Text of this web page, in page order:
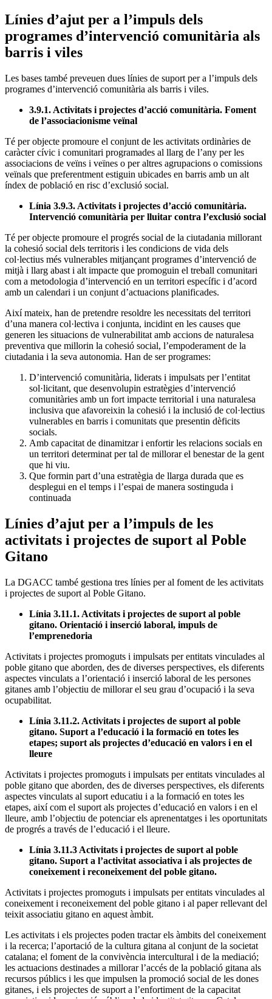
Línies d’ajut per a l’impuls dels
programes d’intervenció comunitària als
barris i viles
Les bases també preveuen dues línies de suport per a l’impuls dels
programes d’intervenció comunitària als barris i viles.
3.9.1. Activitats i projectes d’acció comunitària. Foment
de l’associacionisme veïnal
Té per objecte promoure el conjunt de les activitats ordinàries de
caràcter cívic i comunitari programades al llarg de l’any per les
associacions de veïns i veïnes o per altres agrupacions o comissions
veïnals que preferentment estiguin ubicades en barris amb un alt
índex de població en risc d’exclusió social.
Línia 3.9.3. Activitats i projectes d’acció comunitària.
Intervenció comunitària per lluitar contra l’exclusió social
Té per objecte promoure el progrés social de la ciutadania millorant
la cohesió social dels territoris i les condicions de vida dels
col·lectius més vulnerables mitjançant programes d’intervenció de
mitjà i llarg abast i alt impacte que promoguin el treball comunitari
com a metodologia d’intervenció en un territori específic i d’acord
amb un calendari i un conjunt d’actuacions planificades.
Així mateix, han de pretendre resoldre les necessitats del territori
d’una manera col·lectiva i conjunta, incidint en les causes que
generen les situacions de vulnerabilitat amb accions de naturalesa
preventiva que millorin la cohesió social, l’empoderament de la
ciutadania i la seva autonomia. Han de ser programes:
D’intervenció comunitària, liderats i impulsats per l’entitat
sol·licitant, que desenvolupin estratègies d’intervenció
comunitàries amb un fort impacte territorial i una naturalesa
inclusiva que afavoreixin la cohesió i la inclusió de col·lectius
vulnerables en barris i comunitats que presentin dèficits
socials.
Amb capacitat de dinamitzar i enfortir les relacions socials en
un territori determinat per tal de millorar el benestar de la gent
que hi viu.
Que formin part d’una estratègia de llarga durada que es
desplegui en el temps i l’espai de manera sostinguda i
continuada
Línies d’ajut per a l’impuls de les
activitats i projectes de suport al Poble
Gitano
La DGACC també gestiona tres línies per al foment de les activitats
i projectes de suport al Poble Gitano.
Línia 3.11.1. Activitats i projectes de suport al poble
gitano. Orientació i inserció laboral, impuls de
l’emprenedoria
Activitats i projectes promoguts i impulsats per entitats vinculades al
poble gitano que aborden, des de diverses perspectives, els diferents
aspectes vinculats a l’orientació i inserció laboral de les persones
gitanes amb l’objectiu de millorar el seu grau d’ocupació i la seva
ocupabilitat.
Línia 3.11.2. Activitats i projectes de suport al poble
gitano. Suport a l’educació i la formació en totes les
etapes; suport als projectes d’educació en valors i en el
lleure
Activitats i projectes promoguts i impulsats per entitats vinculades al
poble gitano que aborden, des de diverses perspectives, els diferents
aspectes vinculats al suport educatiu i a la formació en totes les
etapes, així com el suport als projectes d’educació en valors i en el
lleure, amb l’objectiu de potenciar els aprenentatges i les oportunitats
de progrés a través de l’educació i el lleure.
Línia 3.11.3 Activitats i projectes de suport al poble
gitano. Suport a l’activitat associativa i als projectes de
coneixement i reconeixement del poble gitano.
Activitats i projectes promoguts i impulsats per entitats vinculades al
coneixement i reconeixement del poble gitano i al paper rellevant del
teixit associatiu gitano en aquest àmbit.
Les activitats i els projectes poden tractar els àmbits del coneixement
i la recerca; l’aportació de la cultura gitana al conjunt de la societat
catalana; el foment de la convivència intercultural i de la mediació;
les actuacions destinades a millorar l’accés de la població gitana als
recursos públics i les que impulsen la promoció social de les dones
gitanes, i els projectes de suport a l’enfortiment de la capacitat